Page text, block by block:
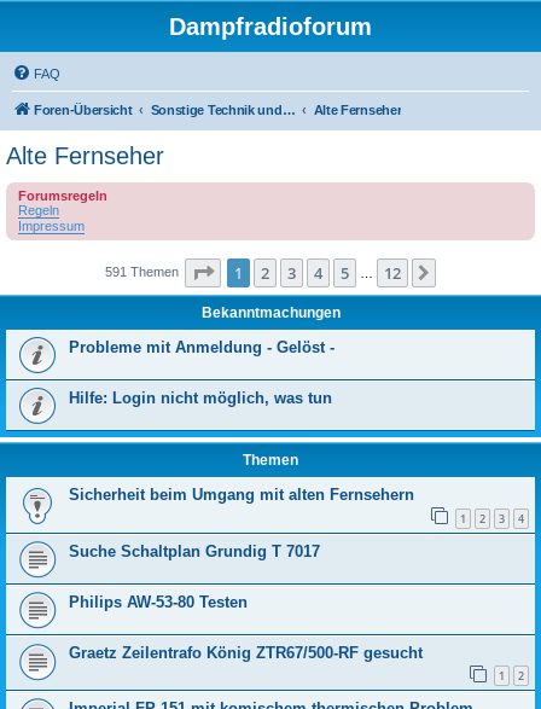
Dampfradioforum
FAQ
Foren-Übersicht Sonstige Technik und Unterhaltungselektronik Alte Fernseher
Alte Fernseher
Forumsregeln
Regeln
Impressum
591 Themen Seite 1von 12
1 2 3 4 5 12
Bekanntmachungen
Probleme mit Anmeldung - Gelöst -
Hilfe: Login nicht möglich, was tun
Themen
Sicherheit beim Umgang mit alten Fernsehern
1 2 3 4
Suche Schaltplan Grundig T 7017
Philips AW-53-80 Testen
Graetz Zeilentrafo König ZTR67/500-RF gesucht
1 2